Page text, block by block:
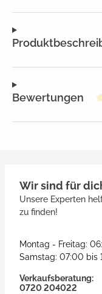
Bewertungen
Wir sind für
Unsere Experten
zu finden!
Montag - Freitag:
Samstag: 07:00 bis
Verkaufsberatung:
0720 204022